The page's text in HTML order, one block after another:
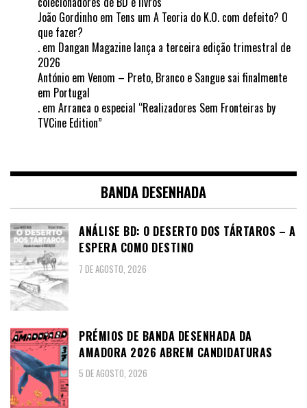
João Gordinho em Tens um A Teoria do K.O. com defeito? O
que fazer?
. em Dangan Magazine lança a terceira edição trimestral de
2026
António em Venom – Preto, Branco e Sangue sai finalmente
em Portugal
. em Arranca o especial “Realizadores Sem Fronteiras by
TVCine Edition”
BANDA DESENHADA
ANÁLISE BD: O DESERTO DOS TÁRTAROS – A
ESPERA COMO DESTINO
7 DE AGOSTO, 2026
PRÉMIOS DE BANDA DESENHADA DA
AMADORA 2026 ABREM CANDIDATURAS
5 DE AGOSTO, 2026